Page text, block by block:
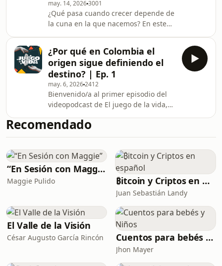
episodio de El juego de la vida,
Leopoldo Fergusson y Andrés Ruiz
Zuluaga conversan con la socióloga
María José Álvarez y el artista Lucas
Ospina
may. 14, 20263001
¿Qué pasa cuando crecer depende de
la cuna en la que nacemos? En este
TREES, conversamos sobre primera
infancia, embarazo adolescente,
cuidado, desigualdad de género y las
oportunidades que definen la vida
desde los primeros años. Junto a
Raquel Bernal, rectora de la
Universidad de los Andes y experta en
primera infancia, y
¿Por qué en Colombia el
origen sigue definiendo el
destino? | Ep. 1
may. 6, 20262412
Bienvenido/a al primer episodio del
videopodcast de El juego de la vida,
de Colombia.¿Qué determina
realmente hasta dónde podemos
o las cartas ya vienen marcadas
desde el inicio?En este primer
episodio Leopoldo Fergusson —
codirector de TREES— y Andrés Ruiz
—director de la película— conversan
sobre movilidad social, clasis
Recomendado
“En Sesión con Maggie”
Maggie Pulido ₿itcoin y Criptos en español
Juan Sebastián Landy
El Valle de la Visión
César Augusto García Rincón Cuentos para bebés y Niños
Jhon Mayer